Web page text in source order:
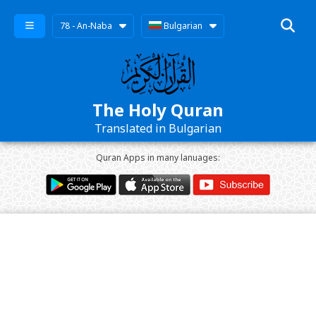
78 - An-Naba Bulgarian
The Holy Quran
Translated in Bulgarian
Quran Apps in many lanuages: